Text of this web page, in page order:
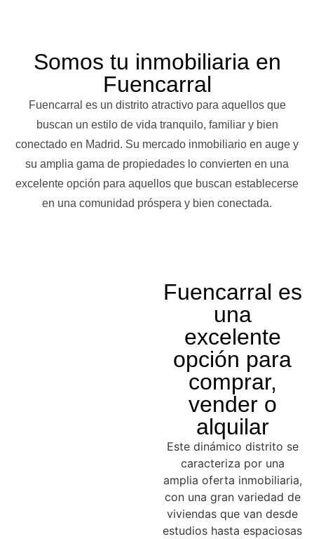
Somos tu inmobiliaria en
Fuencarral
Fuencarral es un distrito atractivo para aquellos que
buscan un estilo de vida tranquilo, familiar y bien
conectado en Madrid. Su mercado inmobiliario en auge y
su amplia gama de propiedades lo convierten en una
excelente opción para aquellos que buscan establecerse
en una comunidad próspera y bien conectada.
Fuencarral es
una
excelente
opción para
comprar,
vender o
alquilar
Este dinámico distrito se
caracteriza por una
amplia oferta inmobiliaria,
con una gran variedad de
viviendas que van desde
estudios hasta espaciosas